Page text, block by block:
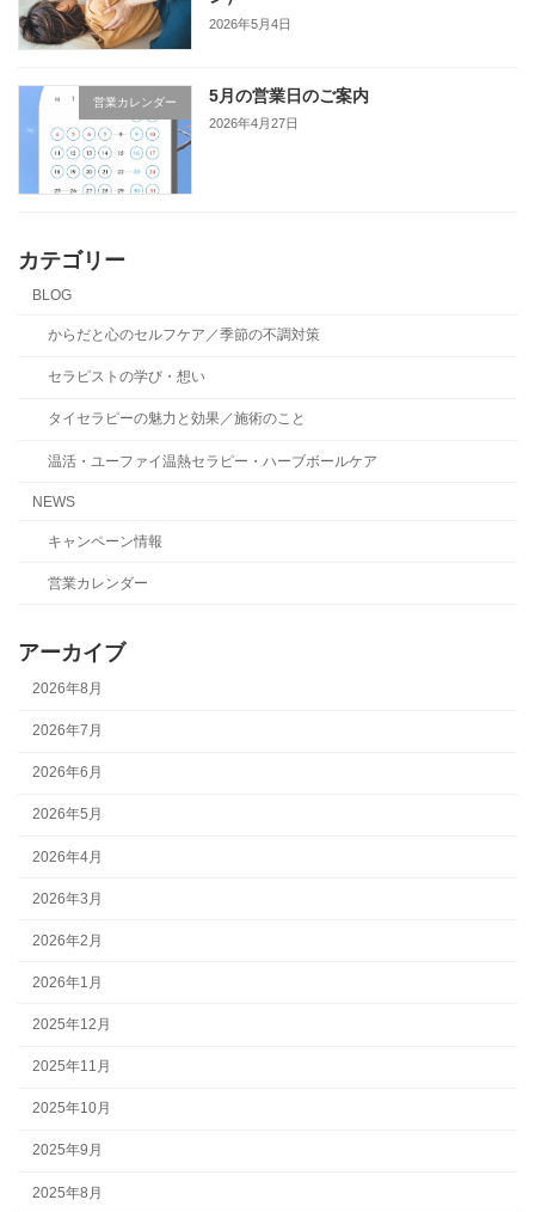
2026年5月4日
営業カレンダー 5月の営業日のご案内
2026年4月27日
カテゴリー
BLOG
からだと心のセルフケア／季節の不調対策
セラピストの学び・想い
タイセラピーの魅力と効果／施術のこと
温活・ユーファイ温熱セラピー・ハーブボールケア
NEWS
キャンペーン情報
営業カレンダー
アーカイブ
2026年8月
2026年7月
2026年6月
2026年5月
2026年4月
2026年3月
2026年2月
2026年1月
2025年12月
2025年11月
2025年10月
2025年9月
2025年8月